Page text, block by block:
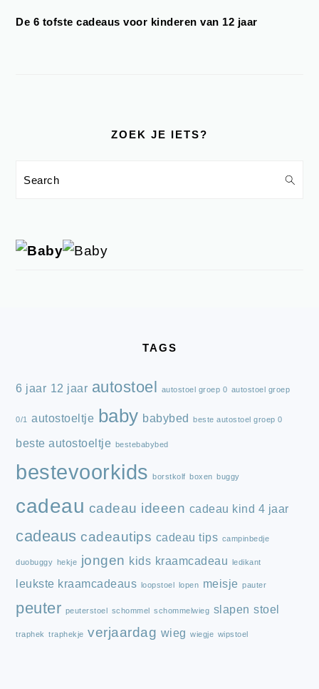
De 6 tofste cadeaus voor kinderen van 12 jaar
ZOEK JE IETS?
Search
TAGS
6 jaar 12 jaar autostoel autostoel groep 0 autostoel groep
0/1 autostoeltje baby babybed beste autostoel groep 0
beste autostoeltje bestebabybed
bestevoorkids borstkolf boxen buggy
cadeau cadeau ideeen cadeau kind 4 jaar
cadeaus cadeautips cadeau tips campinbedje
duobuggy hekje jongen kids kraamcadeau ledikant
leukste kraamcadeaus loopstoel lopen meisje pauter
peuter peuterstoel schommel schommelwieg slapen stoel
traphek traphekje verjaardag wieg wiegje wipstoel